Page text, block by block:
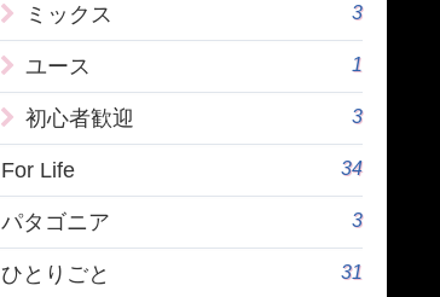
ミックス 3
ユース 1
初心者歓迎 3
For Life 34
パタゴニア 3
ひとりごと 31